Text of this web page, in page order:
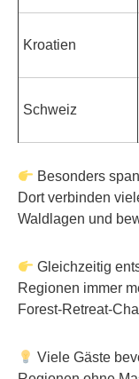
Kroatien
Schweiz
Besonders
Dort verbinden
Waldlagen und
Gleichzeitig
Regionen immer
Forest-Retreat-
Viele Gäste